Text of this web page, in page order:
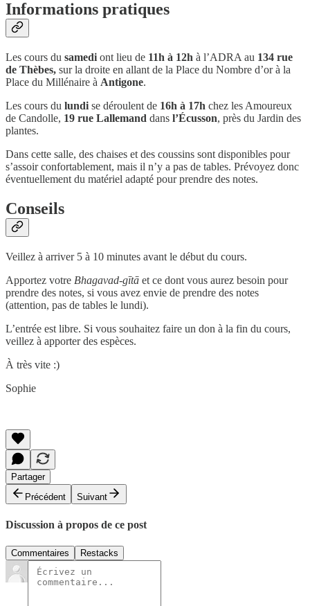
Informations pratiques
Les cours du samedi ont lieu de 11h à 12h à l’ADRA au 134 rue
de Thèbes, sur la droite en allant de la Place du Nombre d’or à la
Place du Millénaire à Antigone.
Les cours du lundi se déroulent de 16h à 17h chez les Amoureux
de Candolle, 19 rue Lallemand dans l’Écusson, près du Jardin des
plantes.
Dans cette salle, des chaises et des coussins sont disponibles pour
s’assoir confortablement, mais il n’y a pas de tables. Prévoyez donc
éventuellement du matériel adapté pour prendre des notes.
Conseils
Veillez à arriver 5 à 10 minutes avant le début du cours.
Apportez votre Bhagavad-gītā et ce dont vous aurez besoin pour
prendre des notes, si vous avez envie de prendre des notes
(attention, pas de tables le lundi).
L’entrée est libre. Si vous souhaitez faire un don à la fin du cours,
veillez à apporter des espèces.
À très vite :)
Sophie
Partager
Précédent
Suivant
Discussion à propos de ce post
Commentaires Restacks